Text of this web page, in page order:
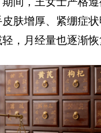
肤增厚、紧绷症
，月经量也逐渐恢